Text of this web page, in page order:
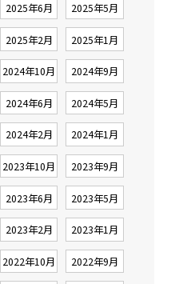
2025年6月 2025年5月
2025年2月 2025年1月
2024年10月 2024年9月
2024年6月 2024年5月
2024年2月 2024年1月
2023年10月 2023年9月
2023年6月 2023年5月
2023年2月 2023年1月
2022年10月 2022年9月